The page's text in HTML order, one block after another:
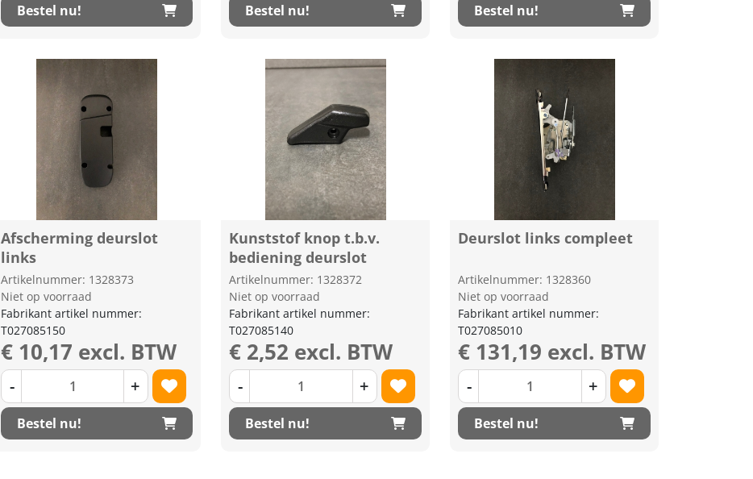
Bestel nu! Bestel nu! Bestel nu!
Afscherming deurslot
links
Artikelnummer: 1328373
Niet op voorraad
Fabrikant artikel nummer:
T027085150
€ 10,17 excl. BTW
- +
Bestel nu!
Kunststof knop t.b.v.
bediening deurslot
Artikelnummer: 1328372
Niet op voorraad
Fabrikant artikel nummer:
T027085140
€ 2,52 excl. BTW
- +
Bestel nu!
Deurslot links compleet
Artikelnummer: 1328360
Niet op voorraad
Fabrikant artikel nummer:
T027085010
€ 131,19 excl. BTW
- +
Bestel nu!